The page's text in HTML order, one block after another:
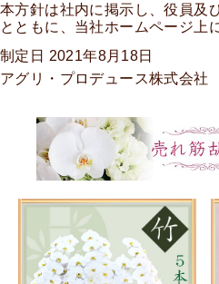
本方針は社内に掲示し、役員及
とともに、当社ホームページ上
制定日 2021年8月18日
アグリ・プロデュース株式会社